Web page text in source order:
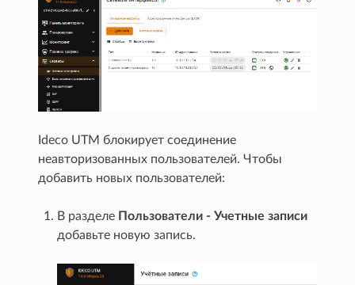
Ideco UTM блокирует соединение
неавторизованных пользователей. Чтобы
добавить новых пользователей:
В разделе Пользователи - Учетные записи
добавьте новую запись.